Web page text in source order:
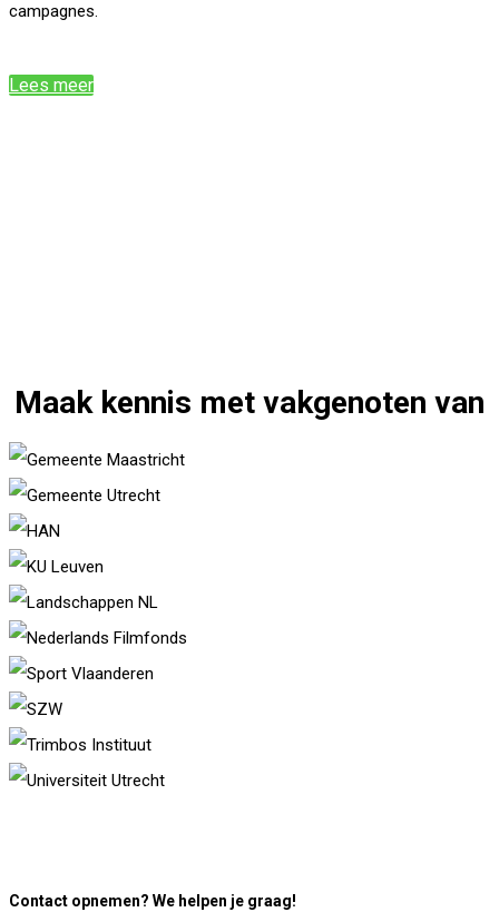
campagnes.
Lees meer
Maak kennis met vakgenoten van
Contact opnemen? We helpen je graag!